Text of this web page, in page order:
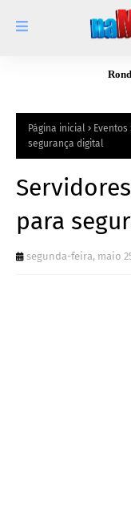
Página inicial Eventos
segurança digital
para
segunda-feira, maio